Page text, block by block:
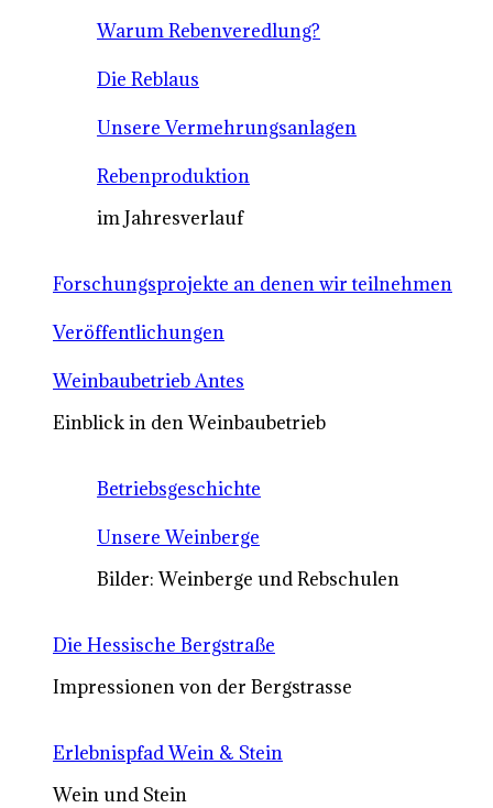
Warum Rebenveredlung?
Die Reblaus
Unsere Vermehrungsanlagen
Rebenproduktion
im Jahresverlauf
Forschungsprojekte an denen wir teilnehmen
Veröffentlichungen
Weinbaubetrieb Antes
Einblick in den Weinbaubetrieb
Betriebsgeschichte
Unsere Weinberge
Bilder: Weinberge und Rebschulen
Die Hessische Bergstraße
Impressionen von der Bergstrasse
Erlebnispfad Wein & Stein
Wein und Stein